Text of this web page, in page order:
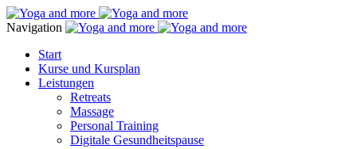
Navigation
Start
Kurse und Kursplan
Leistungen
Retreats
Massage
Personal Training
Digitale Gesundheitspause